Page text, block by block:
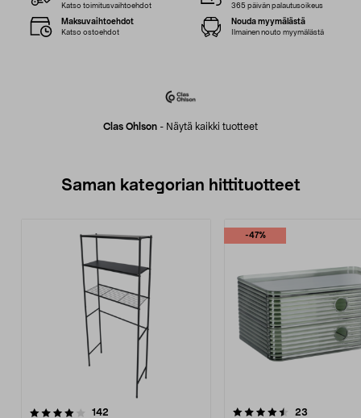
Clas Ohlson - Näytä kaikki tuotteet
Katso toimitusvaihtoehdot 365 päivän palautusoikeus
Maksuvaihtoehdot
Katso ostoehdot
Nouda myymälästä
Ilmainen nouto myymälästä
Saman kategorian hittituotteet
142
-47%
4.5 viidestä
23
4.5 viidestä